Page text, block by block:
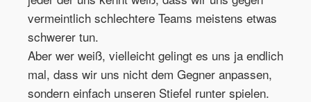
vermeintlich schlechtere Teams meistens etwas
schwerer tun.
Aber wer weiß, vielleicht gelingt es uns ja endlich
mal, dass wir uns nicht dem Gegner anpassen,
sondern einfach unseren Stiefel runter spielen.